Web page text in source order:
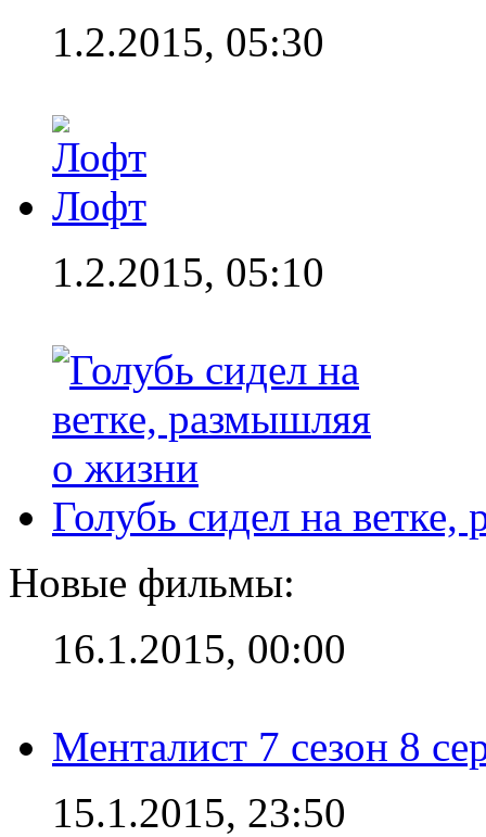
1.2.2015, 05:30
Лофт
1.2.2015, 05:10
Голубь сидел на
Новые фильмы:
16.1.2015, 00:00
Менталист 7 сезон 8
15.1.2015, 23:50